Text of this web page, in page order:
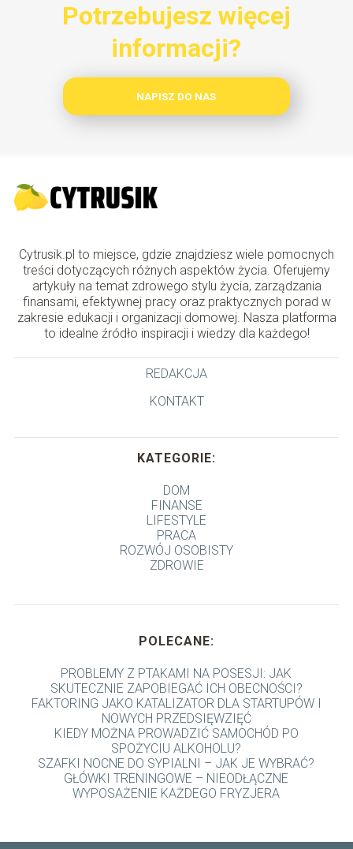
Potrzebujesz więcej
informacji?
NAPISZ DO NAS
Cytrusik.pl to miejsce, gdzie znajdziesz wiele pomocnych
treści dotyczących różnych aspektów życia. Oferujemy
artykuły na temat zdrowego stylu życia, zarządzania
finansami, efektywnej pracy oraz praktycznych porad w
zakresie edukacji i organizacji domowej. Nasza platforma
to idealne źródło inspiracji i wiedzy dla każdego!
REDAKCJA
KONTAKT
KATEGORIE:
DOM
FINANSE
LIFESTYLE
PRACA
ROZWÓJ OSOBISTY
ZDROWIE
POLECANE:
PROBLEMY Z PTAKAMI NA POSESJI: JAK
SKUTECZNIE ZAPOBIEGAĆ ICH OBECNOŚCI?
FAKTORING JAKO KATALIZATOR DLA STARTUPÓW I
NOWYCH PRZEDSIĘWZIĘĆ
KIEDY MOŻNA PROWADZIĆ SAMOCHÓD PO
SPOŻYCIU ALKOHOLU?
SZAFKI NOCNE DO SYPIALNI – JAK JE WYBRAĆ?
GŁÓWKI TRENINGOWE – NIEODŁĄCZNE
WYPOSAŻENIE KAŻDEGO FRYZJERA